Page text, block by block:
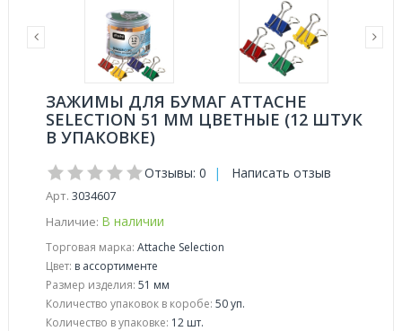
ЗАЖИМЫ ДЛЯ БУМАГ ATTACHE
SELECTION 51 ММ ЦВЕТНЫЕ (12 ШТУК
В УПАКОВКЕ)
Отзывы: 0 | Написать отзыв
Арт. 3034607
Наличие: В наличии
Торговая марка: Attache Selection
Цвет: в ассортименте
Размер изделия: 51 мм
Количество упаковок в коробе: 50 уп.
Количество в упаковке: 12 шт.